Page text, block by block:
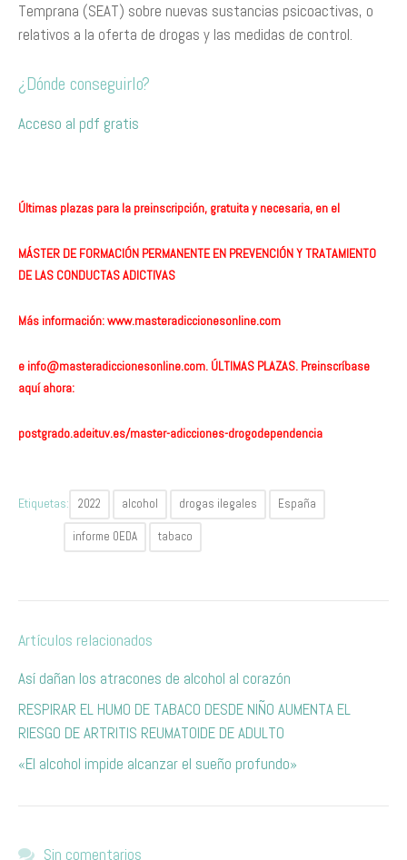
Temprana (SEAT) sobre nuevas sustancias psicoactivas, o
relativos a la oferta de drogas y las medidas de control.
¿Dónde conseguirlo?
Acceso al pdf gratis
Últimas plazas para la preinscripción, gratuita y necesaria, en el
MÁSTER DE FORMACIÓN PERMANENTE EN PREVENCIÓN Y TRATAMIENTO
DE LAS CONDUCTAS ADICTIVAS
Más información:www.masteradiccionesonline.com
e info@masteradiccionesonline.com. ÚLTIMAS PLAZAS. Preinscríbase
aquí ahora:
postgrado.adeituv.es/master-adicciones-drogodependencia
Etiquetas: 2022 alcohol drogas ilegales España
informe OEDA tabaco
Artículos relacionados
Así dañan los atracones de alcohol al corazón
RESPIRAR EL HUMO DE TABACO DESDE NIÑO AUMENTA EL
RIESGO DE ARTRITIS REUMATOIDE DE ADULTO
«El alcohol impide alcanzar el sueño profundo»
Sin comentarios